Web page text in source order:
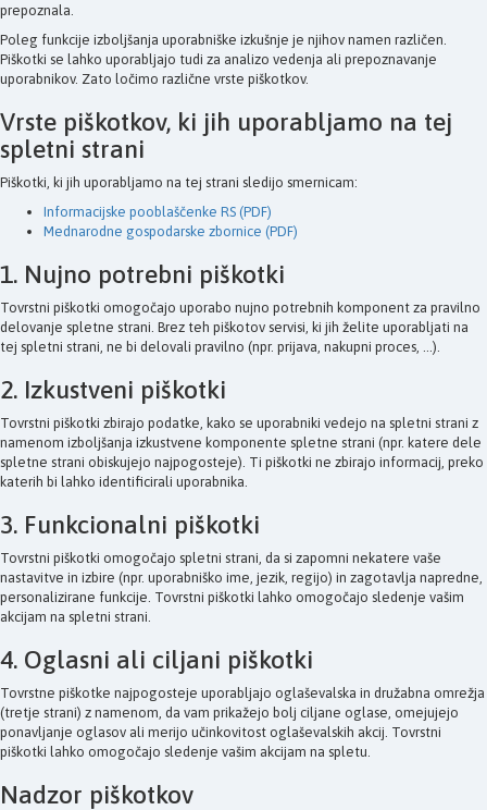
prepoznala.
Poleg funkcije izboljšanja uporabniške izkušnje je njihov namen različen.
Piškotki se lahko uporabljajo tudi za analizo vedenja ali prepoznavanje
uporabnikov. Zato ločimo različne vrste piškotkov.
Vrste piškotkov, ki jih uporabljamo na tej
spletni strani
Piškotki, ki jih uporabljamo na tej strani sledijo smernicam:
Informacijske pooblaščenke RS (PDF)
Mednarodne gospodarske zbornice (PDF)
1. Nujno potrebni piškotki
Tovrstni piškotki omogočajo uporabo nujno potrebnih komponent za pravilno
delovanje spletne strani. Brez teh piškotov servisi, ki jih želite uporabljati na
tej spletni strani, ne bi delovali pravilno (npr. prijava, nakupni proces, ...).
2. Izkustveni piškotki
Tovrstni piškotki zbirajo podatke, kako se uporabniki vedejo na spletni strani z
namenom izboljšanja izkustvene komponente spletne strani (npr. katere dele
spletne strani obiskujejo najpogosteje). Ti piškotki ne zbirajo informacij, preko
katerih bi lahko identificirali uporabnika.
3. Funkcionalni piškotki
Tovrstni piškotki omogočajo spletni strani, da si zapomni nekatere vaše
nastavitve in izbire (npr. uporabniško ime, jezik, regijo) in zagotavlja napredne,
personalizirane funkcije. Tovrstni piškotki lahko omogočajo sledenje vašim
akcijam na spletni strani.
4. Oglasni ali ciljani piškotki
Tovrstne piškotke najpogosteje uporabljajo oglaševalska in družabna omrežja
(tretje strani) z namenom, da vam prikažejo bolj ciljane oglase, omejujejo
ponavljanje oglasov ali merijo učinkovitost oglaševalskih akcij. Tovrstni
piškotki lahko omogočajo sledenje vašim akcijam na spletu.
Nadzor piškotkov